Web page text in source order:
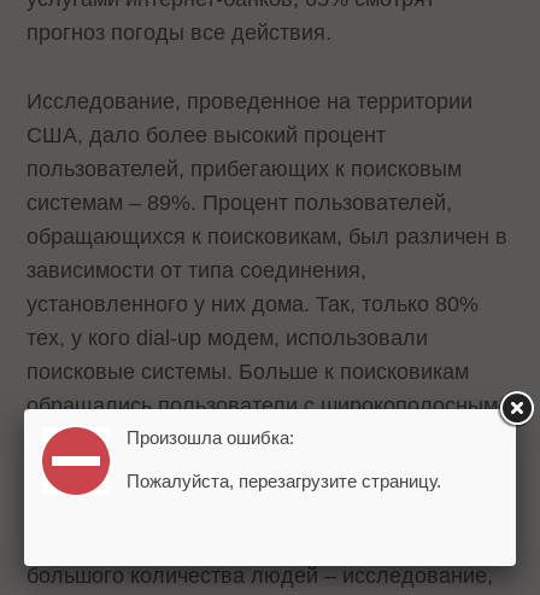
прогноз погоды все действия.
Исследование, проведенное на территории
США, дало более высокий процент
пользователей, прибегающих к поисковым
системам – 89%. Процент пользователей,
обращающихся к поисковикам, был различен в
зависимости от типа соединения,
установленного у них дома. Так, только 80%
тех, у кого dial-up модем, использовали
поисковые системы. Больше к поисковикам
обращались пользователи с широкополосным
интернетом – 94%.
большого количества людей – исследование,
Произошла ошибка:
Пожалуйста, перезагрузите страницу.